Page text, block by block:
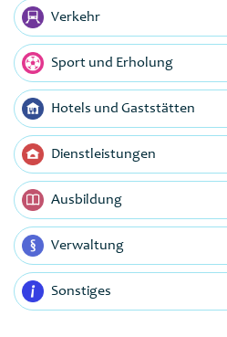
Verkehr
Sport und Erholung
Hotels und Gaststätten
Dienstleistungen
Ausbildung
Verwaltung
Sonstiges